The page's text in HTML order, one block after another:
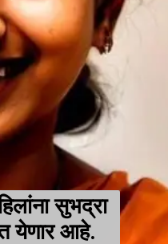
सुभद्रा
येणार आहे.